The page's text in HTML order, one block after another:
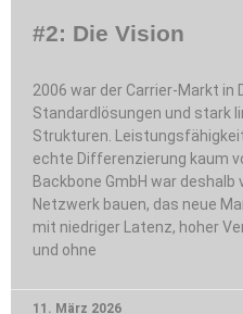
#2: Die Vision
2006 war der Carrier-Markt in
Standardlösungen und stark
Strukturen.
echte Differenzierung kaum
Backbone GmbH war deshalb
Netzwerk bauen, das neue
mit niedriger Latenz, hoher
und ohne
11. März 2026